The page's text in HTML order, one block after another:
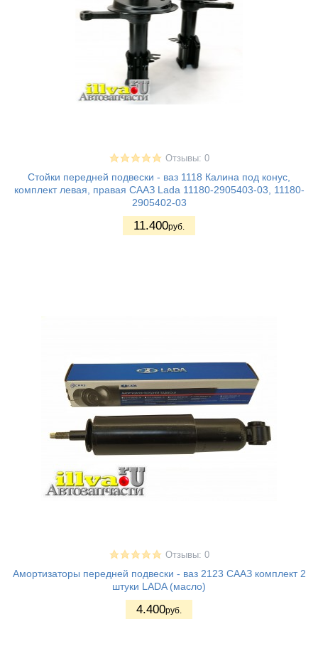
Отзывы: 0
Стойки передней подвески - ваз 1118 Калина под конус,
комплект левая, правая СААЗ Lada 11180-2905403-03, 11180-
2905402-03
11.400руб.
Отзывы: 0
Амортизаторы передней подвески - ваз 2123 СААЗ комплект 2
штуки LADA (масло)
4.400руб.